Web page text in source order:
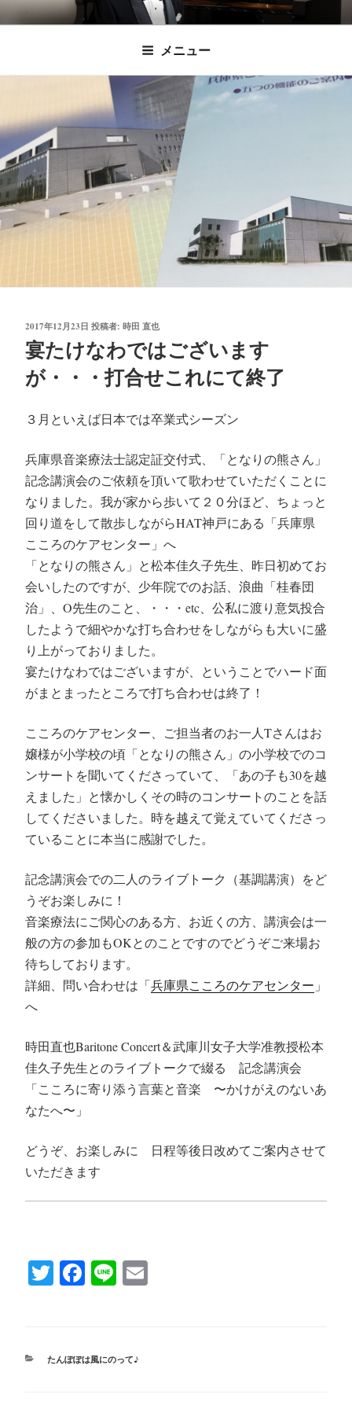
コ
ン
ス
キ
ッ
プ
時田直也 声楽
家/BARITONE
歌うことは希望を語ること、生きることは喜
びも悲しみもわかちあうことかけがえのない
あなたに「いのちの歌」をお届けします。
メニュー
投
稿
日:
2017年12月23日 投稿者: 時田 直也
宴たけなわではございます
が・・・打合せこれにて終了
３月といえば日本では卒業式シーズン
兵庫県音楽療法士認定証交付式、「となりの熊さん」
記念講演会のご依頼を頂いて歌わせていただくことに
なりました。我が家から歩いて２０分ほど、ちょっと
回り道をして散歩しながらHAT神戸にある「兵庫県
こころのケアセンター」へ
「となりの熊さん」と松本佳久子先生、昨日初めてお
会いしたのですが、少年院でのお話、浪曲「桂春団
治」、O先生のこと、・・・etc、公私に渡り意気投合
したようで細やかな打ち合わせをしながらも大いに盛
り上がっておりました。
宴たけなわではございますが、ということでハード面
がまとまったところで打ち合わせは終了！
こころのケアセンター、ご担当者のお一人Tさんはお
嬢様が小学校の頃「となりの熊さん」の小学校でのコ
ンサートを聞いてくださっていて、「あの子も30を越
えました」と懐かしくその時のコンサートのことを話
してくださいました。時を越えて覚えていてくださっ
ていることに本当に感謝でした。
記念講演会での二人のライブトーク（基調講演）をど
うぞお楽しみに！
音楽療法にご関心のある方、お近くの方、講演会は一
般の方の参加もOKとのことですのでどうぞご来場お
待ちしております。
詳細、問い合わせは「兵庫県こころのケアセンター 」
へ
時田直也Baritone Concert＆武庫川女子大学准教授松本
佳久子先生とのライブトークで綴る 記念講演会
「こころに寄り添う言葉と音楽 〜かけがえのないあ
なたへ〜」
どうぞ、お楽しみに 日程等後日改めてご案内させて
いただきます
T
r
Fa
ok
Li
カ
たんぽぽは風にのって♪